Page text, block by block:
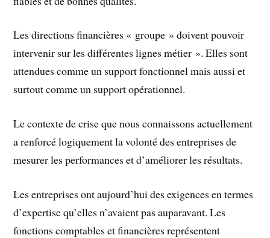
Les directions financières « groupe » doivent pouvoir
intervenir sur les différentes lignes métier ». Elles sont
attendues comme un support fonctionnel mais aussi et
surtout comme un support opérationnel.
Le contexte de crise que nous connaissons actuellement
a renforcé logiquement la volonté des entreprises de
mesurer les performances et d’améliorer les résultats.
Les entreprises ont aujourd’hui des exigences en termes
d’expertise qu’elles n’avaient pas auparavant. Les
fonctions comptables et financières représentent